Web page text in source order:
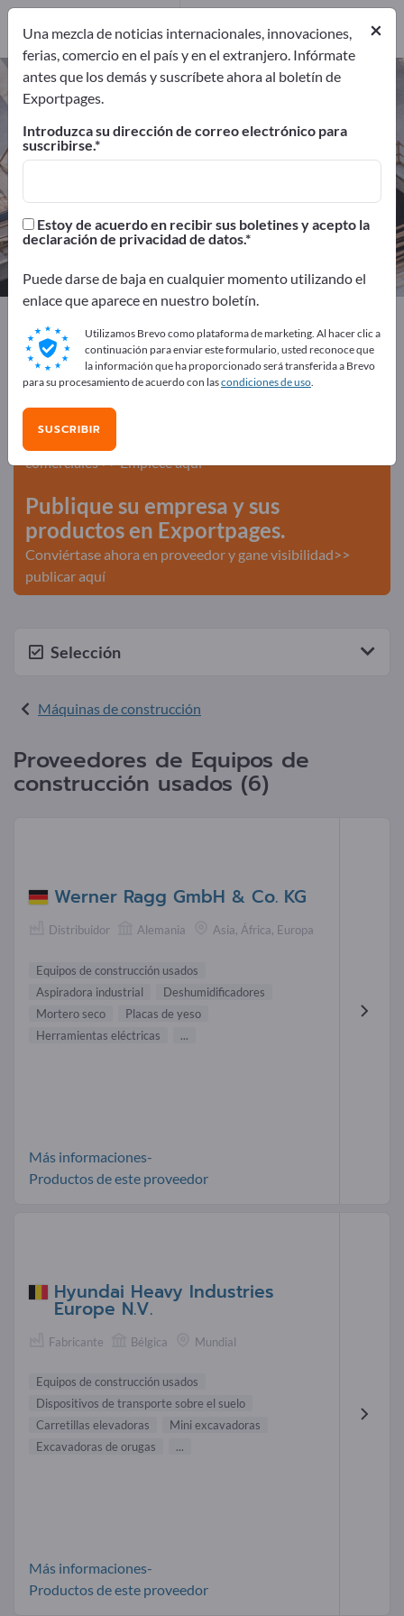
Equipos de construcción usados –
encuentre fabricantes y
proveedores
6 4
Distribuidores
Distribuidores
Máquinas de construcción
Equipos de construcción usados
¡Anúnciese gratis en Exportpages!
comerciales >> Empiece aquí
Publique su empresa y sus
productos en Exportpages.
Conviértase ahora en proveedor y gane visibilidad>>
publicar aquí
Selección
Máquinas de construcción
Proveedores de Equipos de
construcción usados (6)
Werner Ragg GmbH & Co. KG
Distribuidor Alemania Asia, África, Europa
Equipos de construcción usados
Aspiradora industrial
Deshumidificadores
Mortero seco
Placas de yeso
Herramientas eléctricas
...
Más informaciones-
Productos de este proveedor
Hyundai Heavy Industries
Europe N.V.
Fabricante Bélgica Mundial
Equipos de construcción usados
Dispositivos de transporte sobre el suelo
Carretillas elevadoras
Mini excavadoras
Excavadoras de orugas
...
Más informaciones-
Productos de este proveedor
×
Una mezcla de noticias internacionales, innovaciones,
ferias, comercio en el país y en el extranjero. Infórmate
antes que los demás y suscríbete ahora al boletín de
Exportpages.
Introduzca su dirección de correo electrónico para
suscribirse.
Estoy de acuerdo en recibir sus boletines y acepto la
declaración de privacidad de datos.
Puede darse de baja en cualquier momento utilizando el
enlace que aparece en nuestro boletín.
Utilizamos Brevo como plataforma de marketing. Al hacer clic a
continuación para enviar este formulario, usted reconoce que
la información que ha proporcionado será transferida a Brevo
para su procesamiento de acuerdo con lascondiciones de uso.
SUSCRIBIR